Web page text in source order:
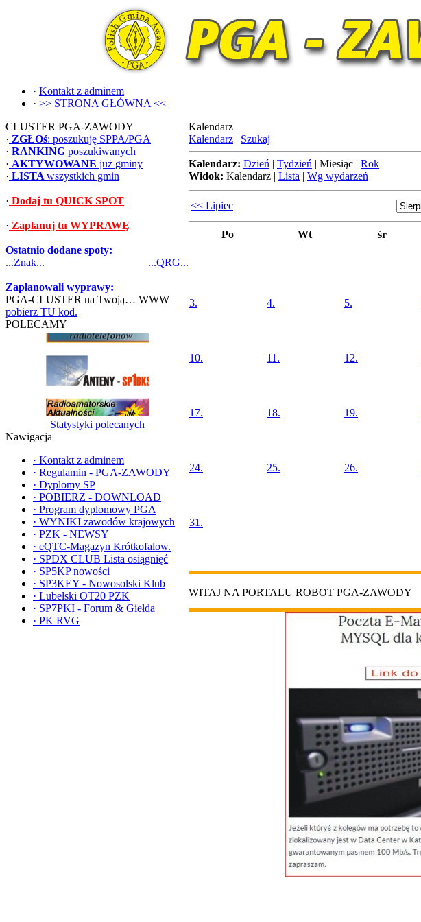
· Kontakt z adminem
· >> STRONA GŁÓWNA <<
CLUSTER PGA-ZAWODY
· ZGŁOś: poszukuję SPPA/PGA
· RANKING poszukiwanych
· AKTYWOWANE już gminy
· LISTA wszystkich gmin
· Dodaj tu QUICK SPOT
· Zaplanuj tu WYPRAWĘ
Ostatnio dodane spoty:
...Znak...
...QRG...
Zaplanowali wyprawy:
PGA-CLUSTER na Twoją… WWW
pobierz TU kod.
POLECAMY
Statystyki polecanych
Nawigacja
· Kontakt z adminem
· Regulamin - PGA-ZAWODY
· Dyplomy SP
· POBIERZ - DOWNLOAD
· Program dyplomowy PGA
· WYNIKI zawodów krajowych
· PZK - NEWSY
· eQTC-Magazyn Krótkofalow.
· SPDX CLUB Lista osiągnięć
· SP5KP nowości
· SP3KEY - Nowosolski Klub
· Lubelski OT20 PZK
· SP7PKI - Forum & Giełda
· PK RVG
Kalendarz
Kalendarz | Szukaj
Kalendarz: Dzień | Tydzień | Miesiąc | Rok
Widok: Kalendarz | Lista | Wg wydarzeń
<< Lipiec
Po Wt śr
3. 4. 5.
10. 11. 12.
17. 18. 19.
24. 25. 26.
31.
WITAJ NA PORTALU ROBOT PGA-ZAWODY